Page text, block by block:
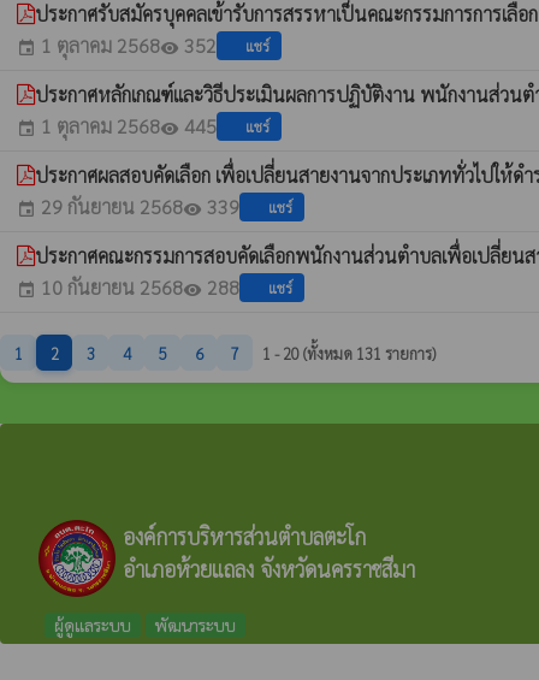
ประกาศรับสมัครบุคคลเข้ารับการสรรหาเป็นคณะกรรมการการเลื
event 1 ตุลาคม 2568visibility 352 แชร์
ประกาศหลักเกณฑ์และวิธีประเมินผลการปฏิบัติงาน พนักงานส่ว
event 1 ตุลาคม 2568visibility 445 แชร์
ประกาศผลสอบคัดเลือก เพื่อเปลี่ยนสายงานจากประเภททั่วไปให้
event 29 กันยายน 2568visibility 339 แชร์
ประกาศคณะกรรมการสอบคัดเลือกพนักงานส่วนตำบลเพื่อเปลี่ยน
event 10 กันยายน 2568visibility 288 แชร์
1 2 3 4 5 6 7 1 - 20 (ทั้งหมด 131 รายการ)
องค์การบริหารส่วนตำบลตะโก
อำเภอห้วยแถลง จังหวัดนครราชสีมา
ผู้ดูแลระบบ พัฒนาระบบ